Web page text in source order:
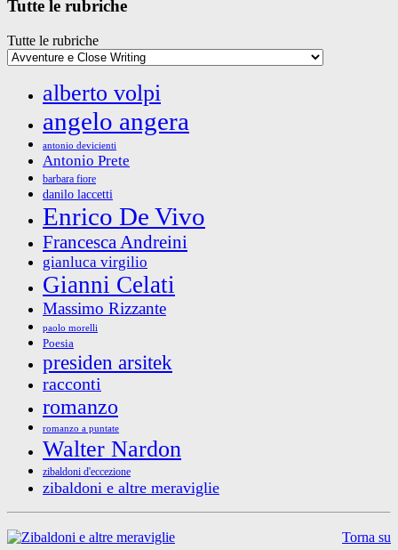
Tutte le rubriche
Tutte le rubriche
alberto volpi
angelo angera
antonio devicienti
Antonio Prete
barbara fiore
danilo laccetti
Enrico De Vivo
Francesca Andreini
gianluca virgilio
Gianni Celati
Massimo Rizzante
paolo morelli
Poesia
presiden arsitek
racconti
romanzo
romanzo a puntate
Walter Nardon
zibaldoni d'eccezione
zibaldoni e altre meraviglie
Torna su